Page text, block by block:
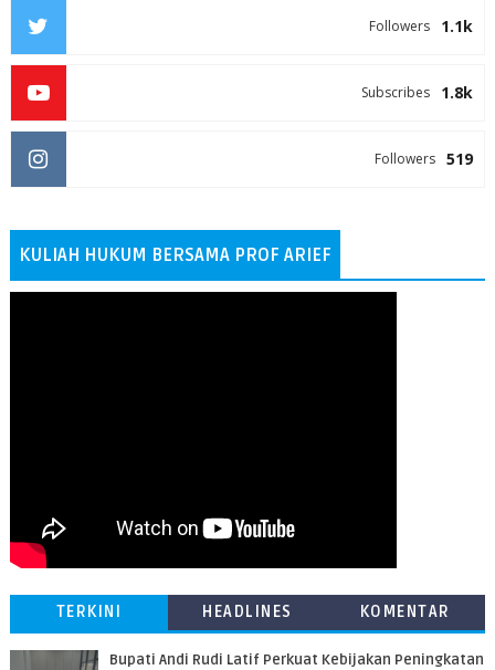
1.1k
Followers
1.8k
Subscribes
519
Followers
KULIAH HUKUM BERSAMA PROF ARIEF
TERKINI HEADLINES KOMENTAR
Bupati Andi Rudi Latif Perkuat Kebijakan Peningkatan